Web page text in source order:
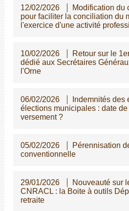
12/02/2026
Modification du
pour faciliter la conciliation du
l'exercice d'une activité
10/02/2026
Retour sur le
dédié aux Secrétaires
l'Orne
06/02/2026
Indemnités des
élections municipales : date de
versement ?
05/02/2026
Pérennisation
conventionnelle
29/01/2026
Nouveauté sur
CNRACL : la Boite à outils
retraite